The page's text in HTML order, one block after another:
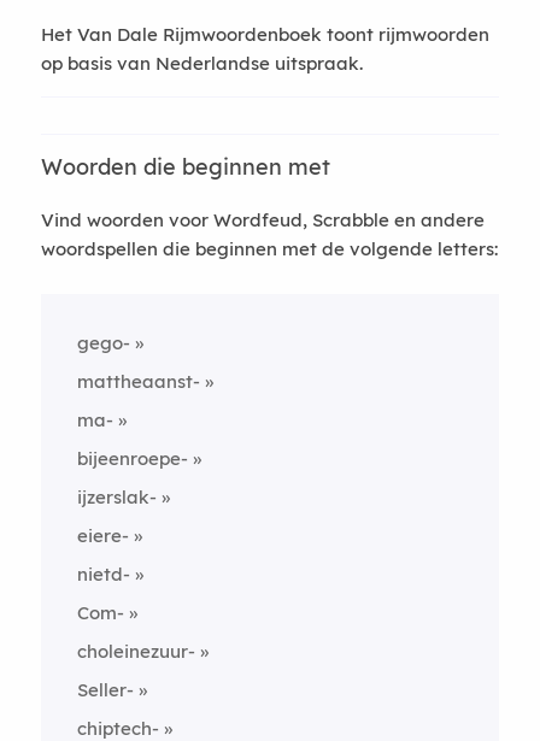
Het Van Dale Rijmwoordenboek toont rijmwoorden
op basis van Nederlandse uitspraak.
Woorden die beginnen met
Vind woorden voor Wordfeud, Scrabble en andere
woordspellen die beginnen met de volgende letters:
gego-
mattheaanst-
ma-
bijeenroepe-
ijzerslak-
eiere-
nietd-
Com-
choleinezuur-
Seller-
chiptech-